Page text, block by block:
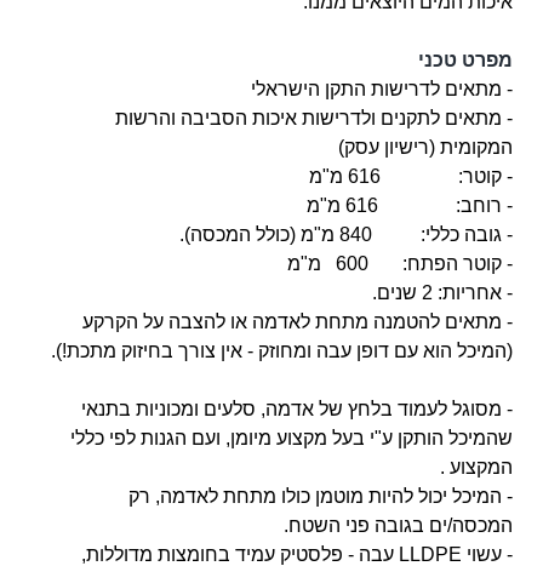
מפרט טכני
- מתאים לדרישות התקן הישראלי
- מתאים לתקנים ולדרישות איכות הסביבה והרשות
המקומית (רישיון עסק)
- קוטר: 616 מ"מ
- רוחב: 616 מ"מ
- גובה כללי: 840 מ"מ (כולל המכסה).
- קוטר הפתח: 600 מ"מ
- אחריות: 2 שנים.
- מתאים להטמנה מתחת לאדמה או להצבה על הקרקע
(המיכל הוא עם דופן עבה ומחוזק - אין צורך בחיזוק מתכת!).
- מסוגל לעמוד בלחץ של אדמה, סלעים ומכוניות בתנאי
שהמיכל הותקן ע"י בעל מקצוע מיומן, ועם הגנות לפי כללי
המקצוע .
- המיכל יכול להיות מוטמן כולו מתחת לאדמה, רק
המכסה/ים בגובה פני השטח.
- עשוי LLDPE עבה - פלסטיק עמיד בחומצות מדוללות,